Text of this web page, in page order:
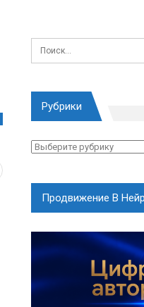
Рубрики
Рубрики
Продвижение В